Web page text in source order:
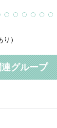
）
連グループ